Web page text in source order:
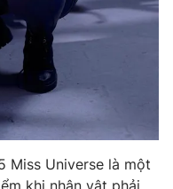
lòng Việt
mình bằng AI
Miss Universe là một
khi nhân vật phải